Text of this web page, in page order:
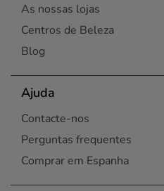
As nossas lojas
Centros de Beleza
Blog
Ajuda
Contacte-nos
Perguntas frequentes
Comprar em Espanha